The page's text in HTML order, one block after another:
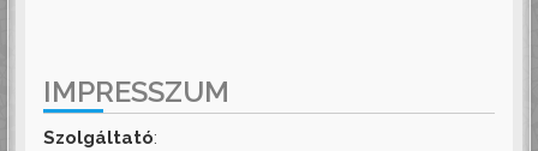
IMPRESSZUM
Szolgáltató: